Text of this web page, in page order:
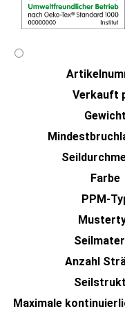
Verkauft
Gewicht
Farbe
PPM-
Anzahl
Maximale